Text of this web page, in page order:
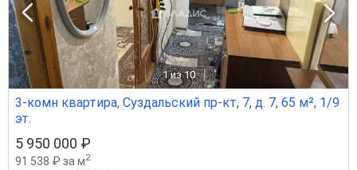
1 из 10
3-комн квартира, Суздальский пр-кт, 7, д. 7, 65 м², 1/9
эт.
5 950 000 ₽
91 538 ₽ за м2